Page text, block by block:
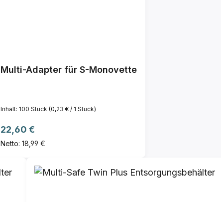
Multi-Adapter für S-Monovette
Inhalt: 100 Stück (0,23 € / 1 Stück)
Regulärer Preis:
22,60 €
Netto: 18,99 €